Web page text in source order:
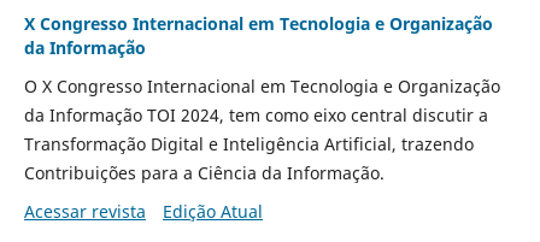
X Congresso Internacional em Tecnologia e Organização
da Informação
O X Congresso Internacional em Tecnologia e Organização
da Informação TOI 2024, tem como eixo central discutir a
Transformação Digital e Inteligência Artificial, trazendo
Contribuições para a Ciência da Informação.
Acessar revista
Edição Atual